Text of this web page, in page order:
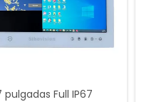
pulgadas Full IP67